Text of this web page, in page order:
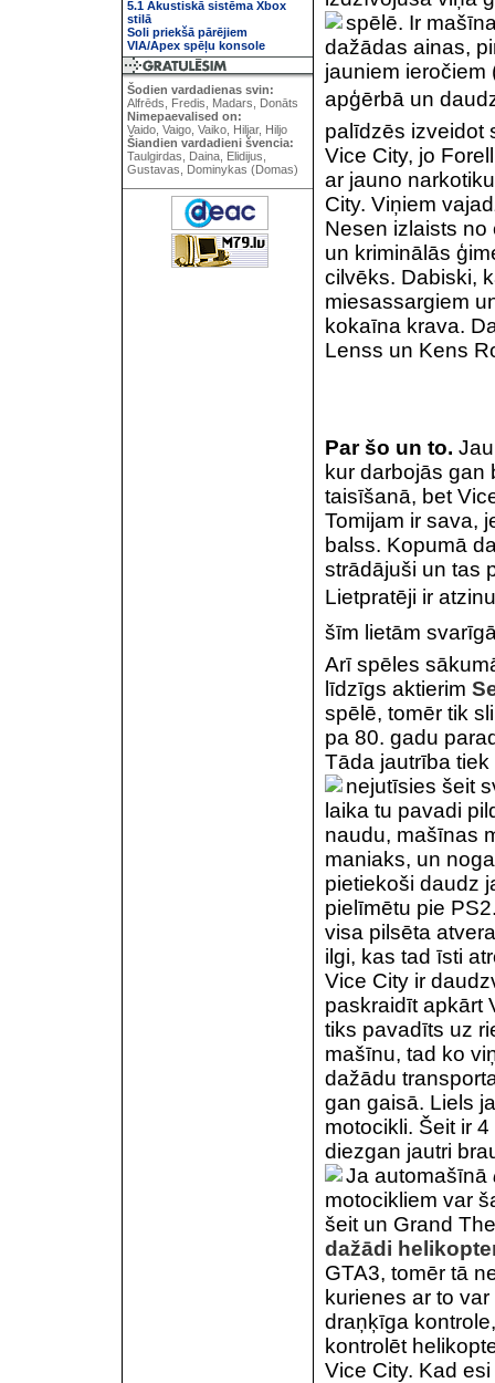
5.1 Akustiskā sistēma Xbox
stilā
Soli priekšā pārējiem
VIA/Apex spēļu konsole
Šodien vardadienas svin:
Alfrēds, Fredis, Madars, Donāts
Nimepaevalised on:
Vaido, Vaigo, Vaiko, Hiljar, Hiljo
Šiandien vardadieni švencia:
Taulgirdas, Daina, Elidijus,
Gustavas, Dominykas (Domas)
spēlē. Ir
dažādas ainas,
jauniem ieročiem
apģērbā un
palīdzēs izveidot
Vice City, jo
ar jauno
City. Viņiem
Nesen izlaists no
un kriminālās
cilvēks. Dabiski,
miesassargiem
kokaīna krava.
Lenss un Kens
Par šo un to.
kur darbojās gan
taisīšanā, bet
Tomijam ir sava,
balss. Kopumā
strādājuši un tas
Lietpratēji ir
šīm lietām
Arī spēles
līdzīgs aktierim
spēlē, tomēr tik
pa 80. gadu
Tāda jautrība
nejutīsies šeit
laika tu pavadi
naudu, mašīnas
maniaks, un
pietiekoši daudz
pielīmētu pie
visa pilsēta
ilgi, kas tad īsti
Vice City ir
paskraidīt apkārt
tiks pavadīts uz
mašīnu, tad ko
dažādu
gan gaisā. Liels
motocikli. Šeit ir
diezgan jautri
Ja automašīnā
motocikliem var
šeit un Grand
dažādi
GTA3, tomēr tā
kurienes ar to
draņķīga
kontrolēt
Vice City. Kad